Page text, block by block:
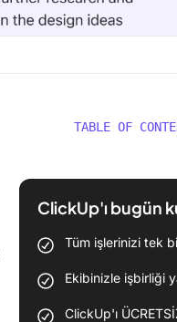
TABLE OF
ClickUp'ı bugün
Tüm işlerinizi tek
Ekibinizle işbirliği
ClickUp'ı